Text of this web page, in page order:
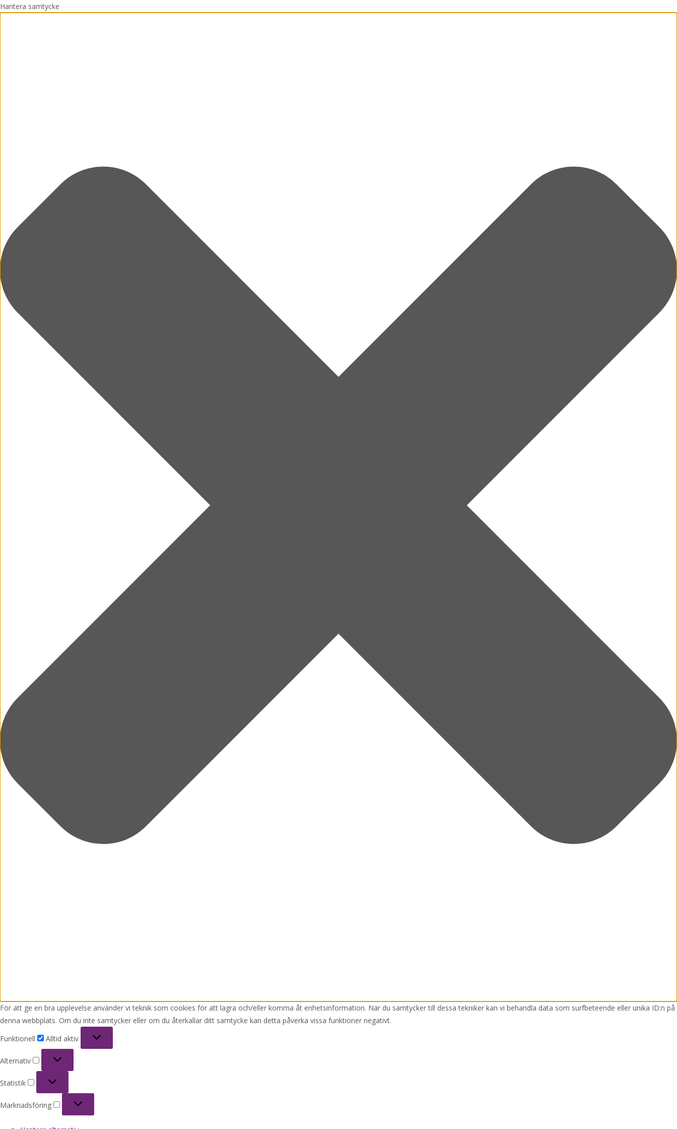
Hantera samtycke
För att ge en bra upplevelse använder vi teknik som cookies för att lagra och/eller komma åt enhetsinformation. När du samtycker till dessa tekniker kan vi behandla data som surfbeteende eller unika ID:n på
denna webbplats. Om du inte samtycker eller om du återkallar ditt samtycke kan detta påverka vissa funktioner negativt.
Funktionell
Alltid aktiv
Alternativ
Statistik
Marknadsföring